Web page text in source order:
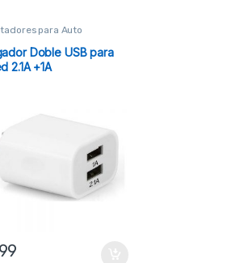
para Auto
Doble USB para
2.1A +1A